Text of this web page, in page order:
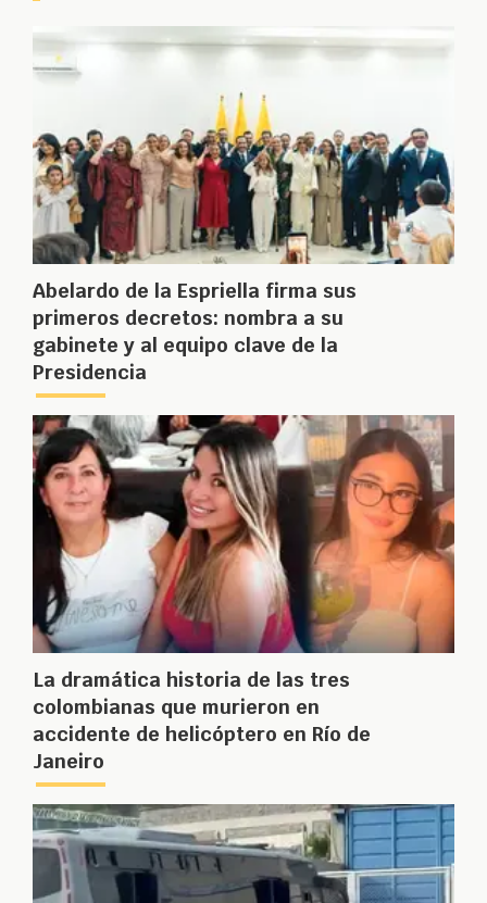
Abelardo de la Espriella firma sus
primeros decretos: nombra a su
gabinete y al equipo clave de la
Presidencia
La dramática historia de las tres
colombianas que murieron en
accidente de helicóptero en Río de
Janeiro